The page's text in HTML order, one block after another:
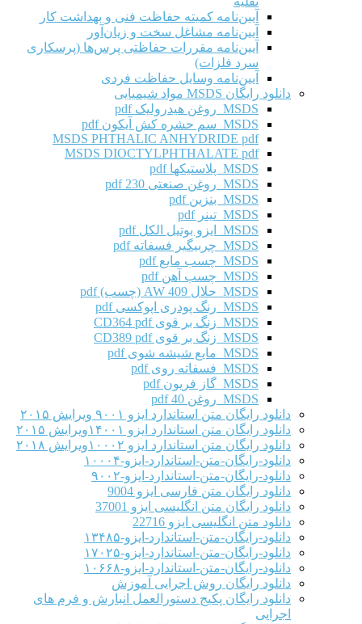
آیین‌نامه کمیته حفاظت فنی و بهداشت کار
آیین‌نامه مشاغل سخت و زیان‌آور
آیین‌نامه مقررات حفاظتی پرس‌ها (پرسکاری
سرد فلزات)
آیین‌نامه وسایل حفاظت فردی
دانلود رایگان MSDS مواد شیمیایی
MSDS روغن هیدرولیک pdf
MSDS سم حشره کش آیکون pdf
MSDS PHTHALIC ANHYDRIDE pdf
MSDS DIOCTYLPHTHALATE pdf
MSDS پلاستیکها pdf
MSDS روغن صنعتی 230 pdf
MSDS بنزین pdf
MSDS تینر pdf
MSDS ایزو بوتیل الکل pdf
MSDS چربیگیر فسفاته pdf
MSDS چسب مایع pdf
MSDS چسب آهن pdf
MSDS حلال AW 409 (چسب) pdf
MSDS رنگ پودری اپوکسی pdf
MSDS زنگ بر قوی CD364 pdf
MSDS زنگ بر قوی CD389 pdf
MSDS مایع شیشه شوی pdf
MSDS فسفاته روی pdf
MSDS گاز فریون pdf
MSDS روغن 40 pdf
دانلود رایگان متن استاندارد ایزو ۹۰۰۱ ویرایش ۲۰۱۵
دانلود رایگان متن استاندارد ایزو ۱۴۰۰۱ویرایش ۲۰۱۵
دانلود رایگان متن استاندارد ایزو ۱۰۰۰۲ویرایش ۲۰۱۸
دانلود-رایگان-متن-استاندارد-ایزو-۱۰۰۰۴
دانلود-رایگان-متن-استاندارد-ایزو-۹۰۰۲
دانلود رایگان متن فارسی ایزو 9004
دانلود رایگان متن انگلیسی ایزو 37001
دانلود متن انگلیسی ایزو 22716
دانلود-رایگان-متن-استاندارد-ایزو-۱۳۴۸۵
دانلود-رایگان-متن-استاندارد-ایزو-۱۷۰۲۵
دانلود-رایگان-متن-استاندارد-ایزو-۱۰۶۶۸
دانلود رایگان روش اجرایی آموزش
دانلود رایگان پکیج دستورالعمل انبارش و فرم های
اجرایی